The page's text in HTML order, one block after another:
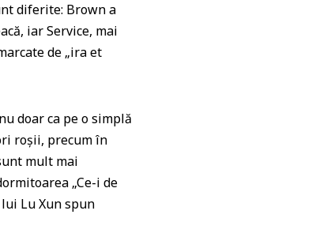
diferite: Brown a
iar Service, mai
de „ira et
doar ca pe o simplă
roşii, precum în
mult mai
„Ce-i de
Lu Xun spun